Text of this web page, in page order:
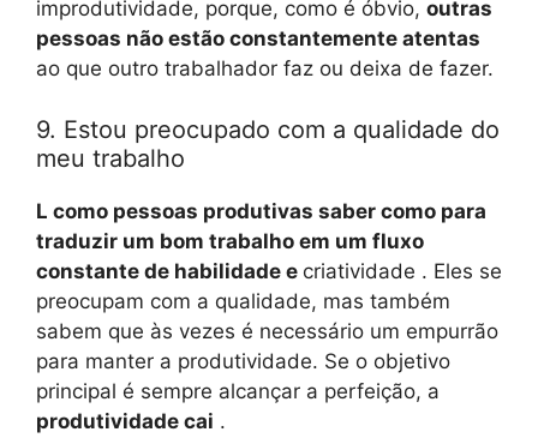
improdutividade, porque, como é óbvio, outras
pessoas não estão constantemente atentas
ao que outro trabalhador faz ou deixa de fazer.
9. Estou preocupado com a qualidade do
meu trabalho
L como pessoas produtivas saber como para
traduzir um bom trabalho em um fluxo
constante de habilidade e criatividade . Eles se
preocupam com a qualidade, mas também
sabem que às vezes é necessário um empurrão
para manter a produtividade. Se o objetivo
principal é sempre alcançar a perfeição, a
produtividade cai .